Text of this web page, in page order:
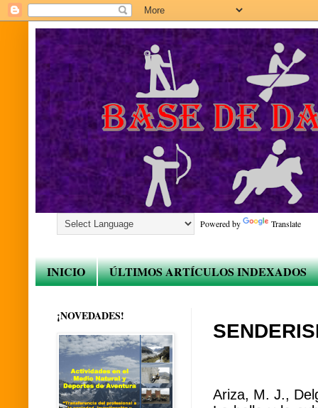
Powered by Translate
INICIO ÚLTIMOS ARTÍCULOS INDEXADOS
Ariza, M. J.,
¡NOVEDADES!